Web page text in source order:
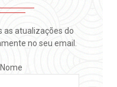
as atualizações do
no seu email.
Nome